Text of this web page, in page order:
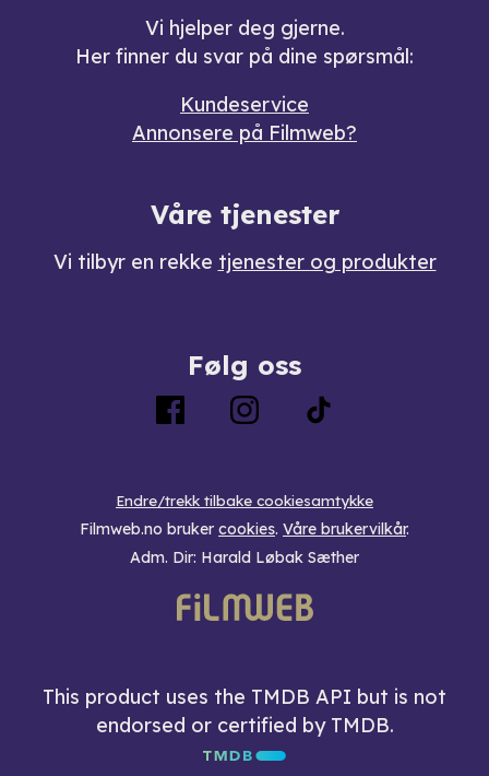
Vi hjelper deg gjerne.
Her finner du svar på dine spørsmål:
Kundeservice
Annonsere på Filmweb?
Våre tjenester
Vi tilbyr en rekke tjenester og produkter
Følg oss
Endre/trekk tilbake cookiesamtykke
Filmweb.no bruker cookies. Våre brukervilkår.
Adm. Dir: Harald Løbak Sæther
This product uses the TMDB API but is not
endorsed or certified by TMDB.